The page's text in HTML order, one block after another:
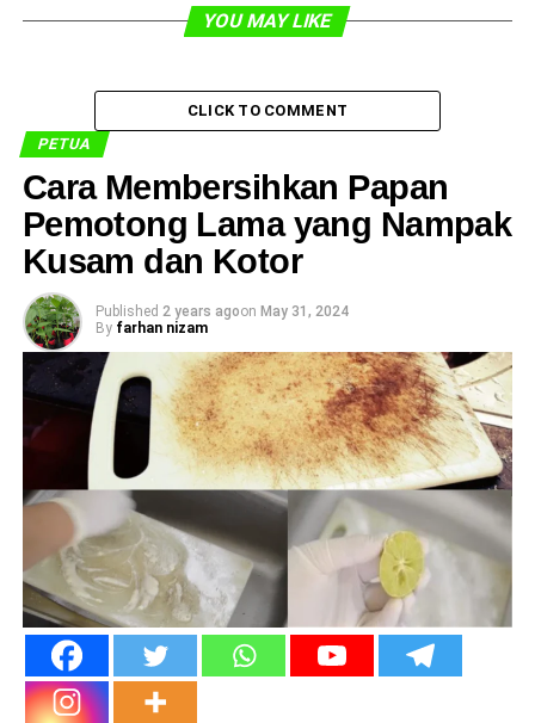
YOU MAY LIKE
CLICK TO COMMENT
PETUA
Cara Membersihkan Papan
Pemotong Lama yang Nampak
Kusam dan Kotor
Published 2 years agoon May 31, 2024
By farhan nizam